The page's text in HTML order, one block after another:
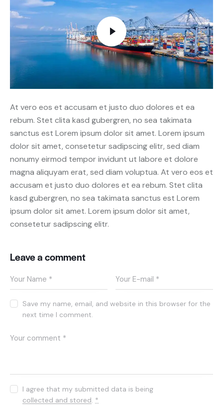
At vero eos et accusam et justo duo dolores et ea
rebum. Stet clita kasd gubergren, no sea takimata
sanctus est Lorem ipsum dolor sit amet. Lorem ipsum
dolor sit amet, consetetur sadipscing elitr, sed diam
nonumy eirmod tempor invidunt ut labore et dolore
magna aliquyam erat, sed diam voluptua. At vero eos et
accusam et justo duo dolores et ea rebum. Stet clita
kasd gubergren, no sea takimata sanctus est Lorem
ipsum dolor sit amet. Lorem ipsum dolor sit amet,
consetetur sadipscing elitr.
Leave a comment
Save my name, email, and website in this browser for the
next time I comment.
I agree that my submitted data is being
collected and stored. *